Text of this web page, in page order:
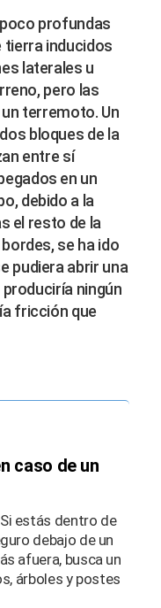
profundas
tierra inducidos
laterales u
pero las
terremoto. Un
bloques de la
entre sí
en un
debido a la
el resto de la
se ha ido
pudiera abrir una
ningún
fricción que
caso de un
estás dentro de
debajo de un
afuera, busca un
árboles y postes